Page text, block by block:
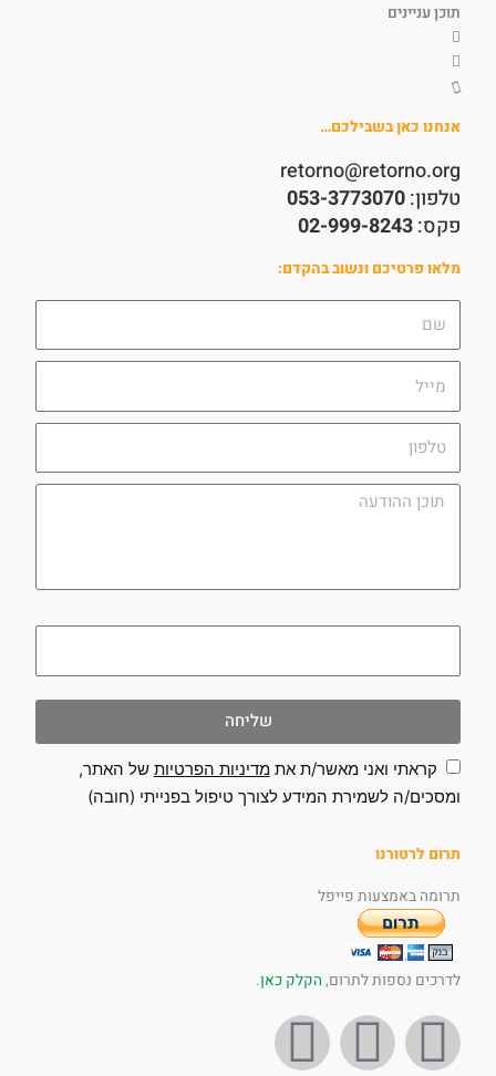
תוכן עניינים
אנחנו כאן בשבילכם…
retorno@retorno.org
טלפון:053-3773070
פקס:02-999-8243
מלאו פרטיכם ונשוב בהקדם:
שליחה
קראתי ואני מאשר/ת אתמדיניות הפרטיותשל האתר,
ומסכים/ה לשמירת המידע לצורך טיפול בפנייתי (חובה)
תרום לרטורנו
תרומה באמצעות פייפל
לדרכים נספות לתרום,הקלק כאן.
F
Y
I